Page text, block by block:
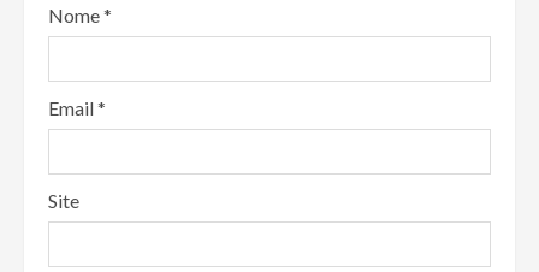
Nome*
Email*
Site